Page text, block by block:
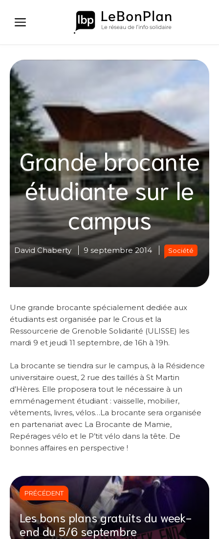
contenu
Grande brocante
étudiante sur le
campus
David Chaberty 9 septembre 2014 Société
Une grande brocante spécialement dediée aux
étudiants est organisée par le Crous et la
Ressourcerie de Grenoble Solidarité (ULISSE) les
mardi 9 et jeudi 11 septembre, de 16h à 19h.
La brocante se tiendra sur le campus, à la Résidence
universitaire ouest, 2 rue des taillés à St Martin
d’Hères. Elle proposera tout le nécessaire à un
emménagement étudiant : vaisselle, mobilier,
vêtements, livres, vélos…La brocante sera organisée
en partenariat avec La Brocante de Mamie,
Repérages vélo et le P’tit vélo dans la tête. De
bonnes affaires en perspective !
PRÉCÉDENT
Les bons plans gratuits du week-
end du 5/6 septembre